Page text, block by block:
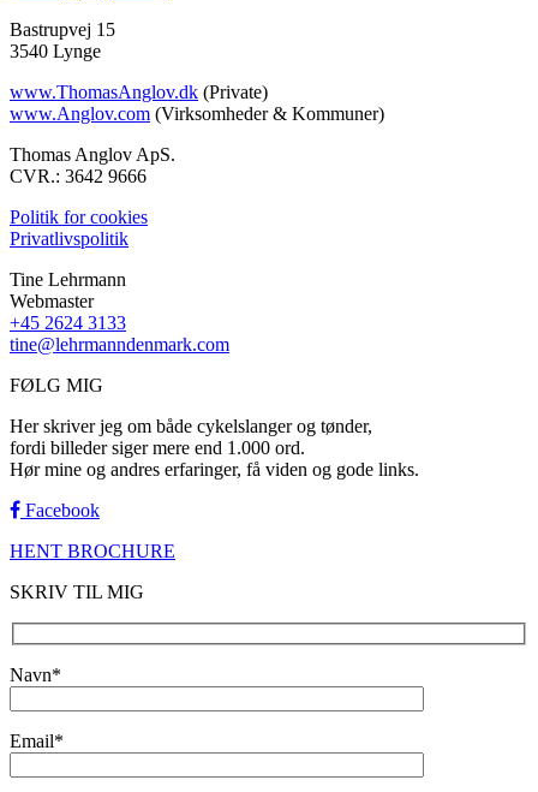
Bastrupvej 15
3540 Lynge
www.ThomasAnglov.dk (Private)
www.Anglov.com (Virksomheder & Kommuner)
Thomas Anglov ApS.
CVR.: 3642 9666
Politik for cookies
Privatlivspolitik
Tine Lehrmann
Webmaster
+45 2624 3133
tine@lehrmanndenmark.com
FØLG MIG
Her skriver jeg om både cykelslanger og tønder,
fordi billeder siger mere end 1.000 ord.
Hør mine og andres erfaringer, få viden og gode links.
Facebook
HENT BROCHURE
SKRIV TIL MIG
Navn*
Email*